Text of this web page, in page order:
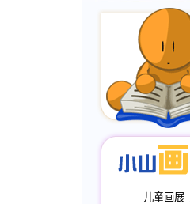
儿童画展